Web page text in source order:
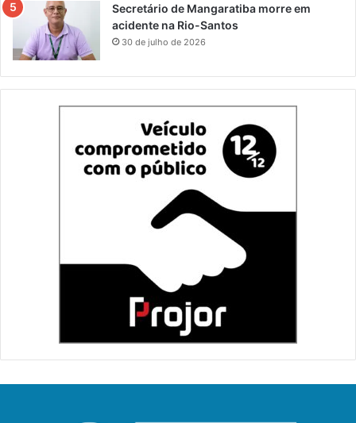
Secretário de Mangaratiba morre em
acidente na Rio-Santos
30 de julho de 2026